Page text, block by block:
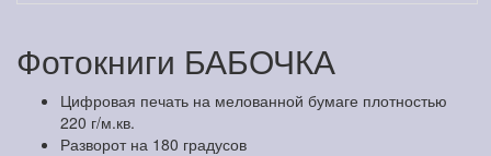
Фотокниги БАБОЧКА
Цифровая печать на мелованной бумаге плотностью
220 г/м.кв.
Разворот на 180 градусов